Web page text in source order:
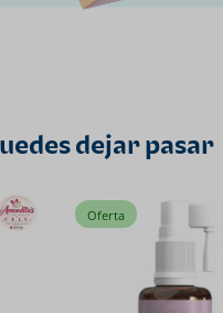
dejar pasar
Oferta